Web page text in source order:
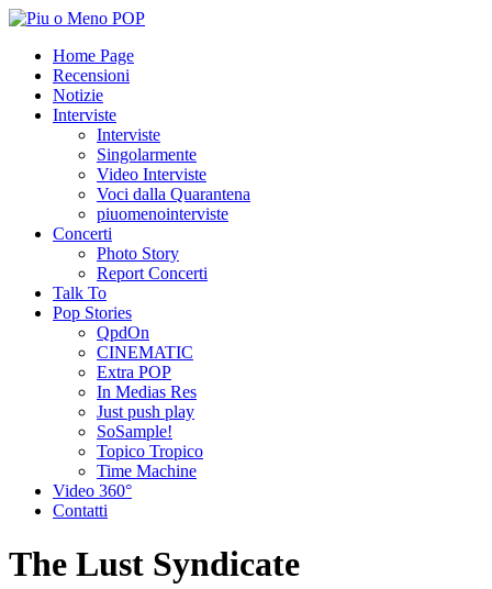
Home Page
Recensioni
Notizie
Interviste
Interviste
Singolarmente
Video Interviste
Voci dalla Quarantena
piuomenointerviste
Concerti
Photo Story
Report Concerti
Talk To
Pop Stories
QpdOn
CINEMATIC
Extra POP
In Medias Res
Just push play
SoSample!
Topico Tropico
Time Machine
Video 360°
Contatti
The Lust Syndicate